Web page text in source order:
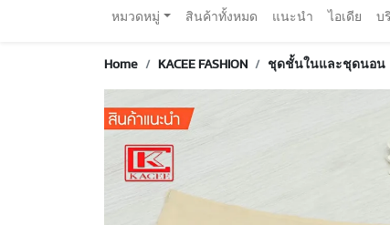
หมวดหมู่ สินค้าทั้งหมด แนะนำ ไอเดีย บ
Home KACEE FASHION ชุดชั้นในและชุดนอน